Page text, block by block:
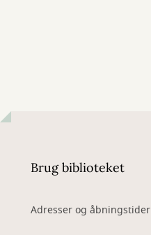
Brug biblioteket
Adresser og åbningstider